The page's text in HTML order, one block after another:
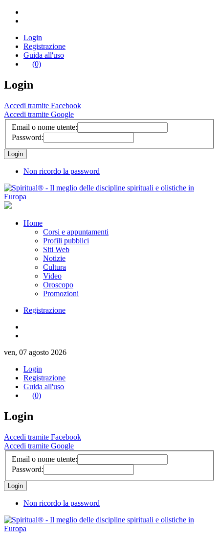
Login
Registrazione
Guida all'uso
(0)
Login
Accedi tramite Facebook
Accedi tramite Google
Email o nome utente:
Password:
Non ricordo la password
Home
Corsi e appuntamenti
Profili pubblici
Siti Web
Notizie
Cultura
Video
Oroscopo
Promozioni
Registrazione
ven, 07 agosto 2026
Login
Registrazione
Guida all'uso
(0)
Login
Accedi tramite Facebook
Accedi tramite Google
Email o nome utente:
Password:
Non ricordo la password